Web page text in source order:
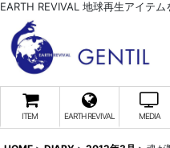
EARTH REVIVAL 地球再生アイテム
ITEM EARTH REVIVAL MEDIA